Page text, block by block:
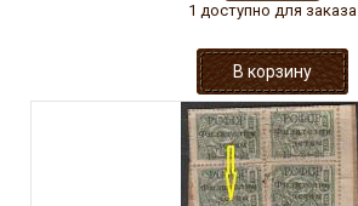
1 доступно для заказа